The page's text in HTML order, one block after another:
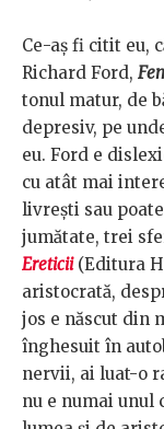
Ce-aș fi citit eu,
Richard Ford,
tonul matur, de
depresiv, pe
eu. Ford e
cu atât mai
livrești sau
jumătate, trei
Ereticii(Editura
aristocrată,
jos e născut din
înghesuit în
nervii, ai luat-o
nu e numai unul